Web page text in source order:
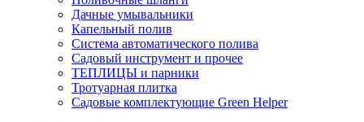
Дачные умывальники
Капельный полив
Система автоматического полива
Садовый инструмент и прочее
ТЕПЛИЦЫ и парники
Тротуарная плитка
Садовые комплектующие Green Helper